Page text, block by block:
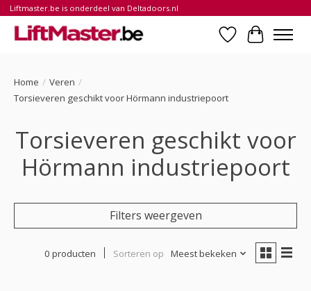
Liftmaster.be is onderdeel van Deltadoors.nl
Verlanglijst
Home / Veren /
Torsieveren geschikt voor Hörmann industriepoort
Torsieveren geschikt voor
Hörmann industriepoort
Filters weergeven
0 producten Sorteren op Meest bekeken